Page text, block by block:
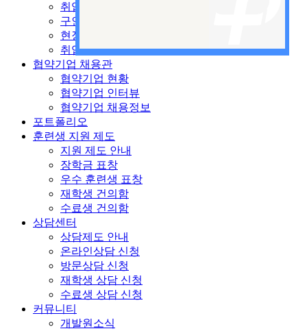
취업자료실
구인공고
현장 전문가 특강
취업현황
협약기업 채용관
협약기업 현황
협약기업 인터뷰
협약기업 채용정보
포트폴리오
훈련생 지원 제도
지원 제도 안내
장학금 표창
우수 훈련생 표창
재학생 건의함
수료생 건의함
상담센터
상담제도 안내
온라인상담 신청
방문상담 신청
재학생 상담 신청
수료생 상담 신청
커뮤니티
개발원소식